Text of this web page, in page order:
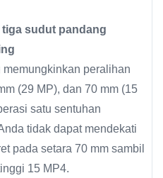
sudut pandang
peralihan
(29 MP), dan 70 mm (15
satu sentuhan
tidak dapat mendekati
pada setara 70 mm sambil
15 MP4.